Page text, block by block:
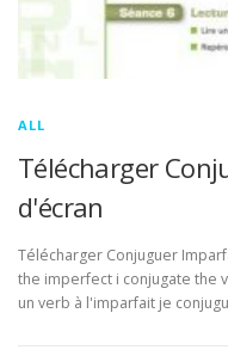
ALL
Télécharger
d'écran
Télécharger Conjuguer
the imperfect i conjugate the
un verb à l'imparfait je